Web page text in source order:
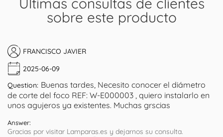
sobre este producto
FRANCISCO JAVIER
2025-06-09
Question: Buenas tardes, Necesito conocer el diámetro
de corte del foco REF: W-E000003 , quiero instalarlo en
unos agujeros ya existentes. Muchas grscias
Answer:
Gracias por visitar Lamparas.es y dejarnos su consulta.